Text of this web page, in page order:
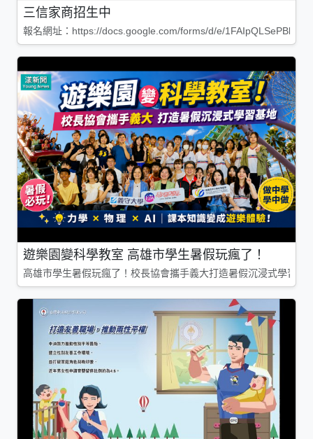
三信家商招生中
報名網址：https://docs.google.com/forms/d/e/
遊樂園變科學教室 高雄市學生暑假玩瘋了！
高雄市學生暑假玩瘋了！校長協會攜手義大打造暑假沉浸式學習基